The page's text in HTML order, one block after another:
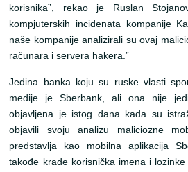
korisnika”, rekao je Ruslan
kompjuterskih incidenata kompanije
naše kompanije analizirali su ovaj
računara i servera hakera.”
Jedina banka koju su ruske vlasti
medije je Sberbank, ali ona nije
objavljena je istog dana kada su
objavili svoju analizu maliciozne
predstavlja kao mobilna aplikacija
takođe krade korisnička imena i